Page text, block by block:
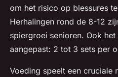
om het risico op blessures
Herhalingen rond de 8-12
spiergroei senioren. Ook
aangepast: 2 tot 3 sets per
Voeding speelt een cruciale